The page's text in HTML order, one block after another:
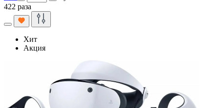
422 раза
Хит
Акция